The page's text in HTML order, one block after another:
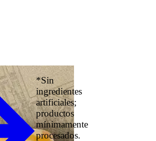
*Sin
ingredientes
artificiales;
productos
mínimamente
procesados.